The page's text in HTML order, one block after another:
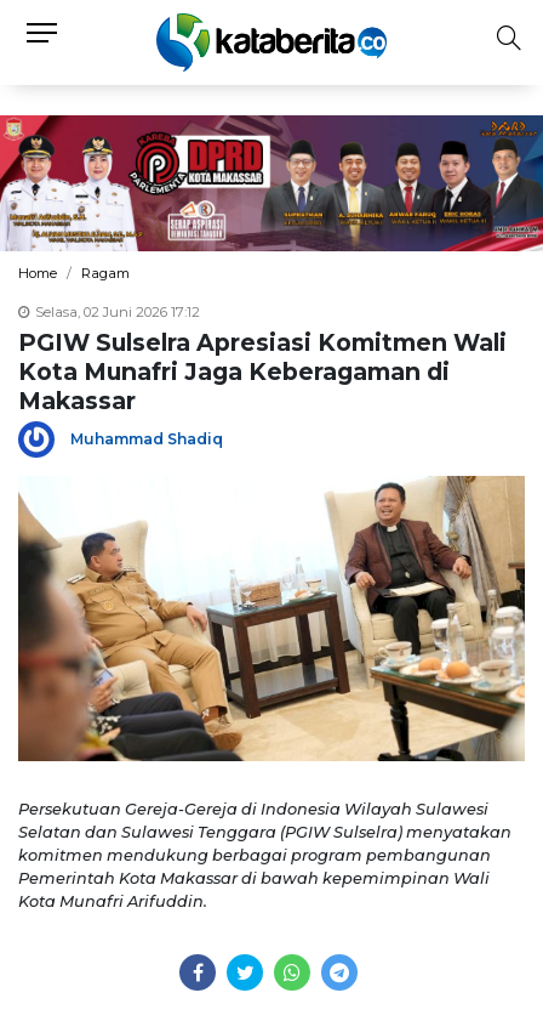
Home Ragam
Selasa, 02 Juni 2026 17:12
PGIW Sulselra Apresiasi Komitmen Wali
Kota Munafri Jaga Keberagaman di
Makassar
Muhammad Shadiq
Persekutuan Gereja-Gereja di Indonesia Wilayah Sulawesi
Selatan dan Sulawesi Tenggara (PGIW Sulselra) menyatakan
komitmen mendukung berbagai program pembangunan
Pemerintah Kota Makassar di bawah kepemimpinan Wali
Kota Munafri Arifuddin.